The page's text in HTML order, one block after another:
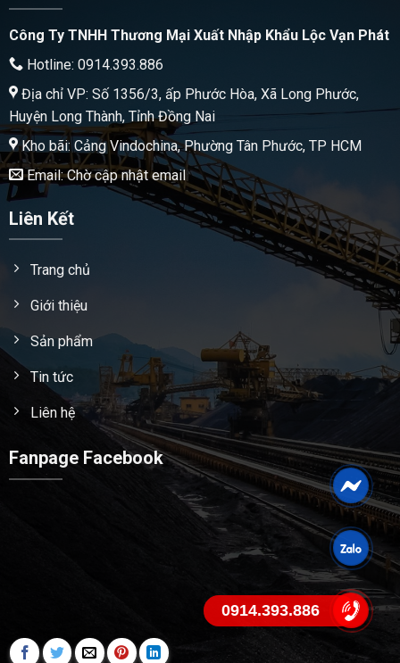
Công Ty TNHH Thương Mại Xuất Nhập Khẩu Lộc Vạn Phát
Hotline: 0914.393.886
Địa chỉ VP: Số 1356/3, ấp Phước Hòa, Xã Long Phước,
Huyện Long Thành, Tỉnh Đồng Nai
Kho bãi: Cảng Vindochina, Phường Tân Phước, TP HCM
Email: Chờ cập nhật email
Liên Kết
Trang chủ
Giới thiệu
Sản phẩm
Tin tức
Liên hệ
Fanpage Facebook
0914.393.886